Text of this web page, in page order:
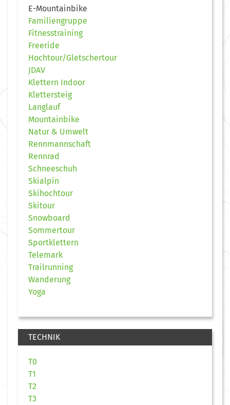
E-Mountainbike
Familiengruppe
Fitnesstraining
Freeride
Hochtour/Gletschertour
JDAV
Klettern Indoor
Klettersteig
Langlauf
Mountainbike
Natur & Umwelt
Rennmannschaft
Rennrad
Schneeschuh
Skialpin
Skihochtour
Skitour
Snowboard
Sommertour
Sportklettern
Telemark
Trailrunning
Wanderung
Yoga
TECHNIK
T0
T1
T2
T3